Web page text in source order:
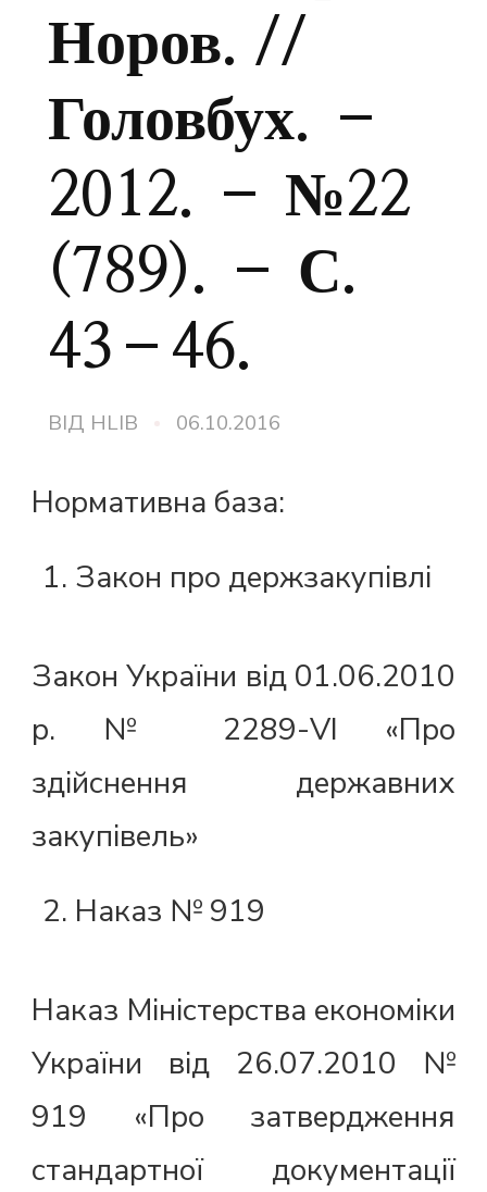
Норов. //
Головбух. –
2012. – №22
(789). – С.
43–46.
ВІД HLIB 06.10.2016
Нормативна база:
Закон про держзакупівлі
Закон України від 01.06.2010
р. № 2289-VI «Про
здійснення державних
закупівель»
Наказ № 919
Наказ Міністерства економіки
України від 26.07.2010 №
919 «Про затвердження
стандартної документації